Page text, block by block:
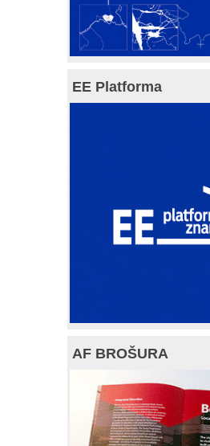
EE Platforma
AF BROŠURA